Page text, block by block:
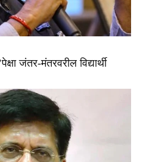
जंतर-मंतरवरील विद्यार्थी